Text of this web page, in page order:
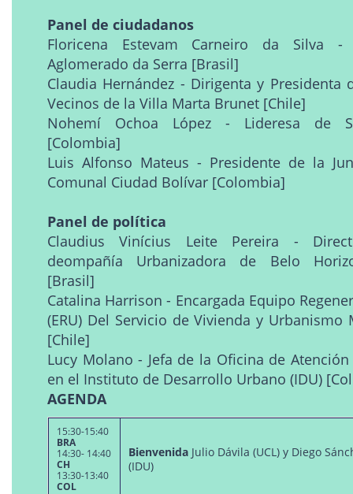
Panel de ciudadanos
Floricena Estevam Carneiro da Silva -
Aglomerado da Serra [Brasil]
Claudia Hernández - Dirigenta y Presidenta
Vecinos de la Villa Marta Brunet [Chile]
Nohemí Ochoa López - Lideresa de
[Colombia]
Luis Alfonso Mateus - Presidente de la
Comunal Ciudad Bolívar [Colombia]
Panel de política
Claudius Vinícius Leite Pereira -
deompañía Urbanizadora de Belo
[Brasil]
Catalina Harrison - Encargada Equipo
(ERU) Del Servicio de Vivienda y Urbanismo
[Chile]
Lucy Molano - Jefa de la Oficina de
en el Instituto de Desarrollo Urbano (IDU)
AGENDA
15:30-15:40
BRA
14:30- 14:40
CH
13:30-13:40
COL
Bienvenida Julio Dávila (UCL) y Diego
(IDU)